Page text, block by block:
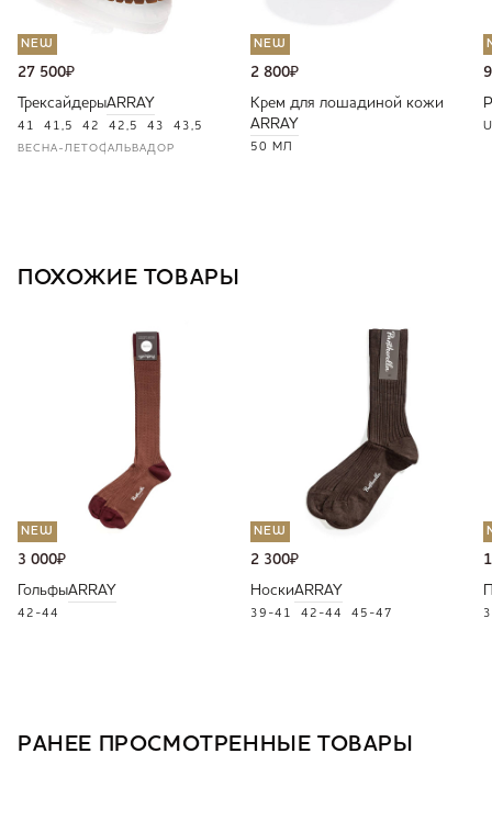
NEW
27 500₽
ТрексайдерыARRAY
41 41,5 42 42,5 43 43,5
ВЕСНА-ЛЕТОСАЛЬВАДОР
NEW
2 800₽
Крем для лошадиной кожи
ARRAY
50 МЛ
ПОХОЖИЕ ТОВАРЫ
NEW
3 000₽
ГольфыARRAY
42-44
NEW
2 300₽
НоскиARRAY
39-41 42-44 45-47
РАНЕЕ ПРОСМОТРЕННЫЕ ТОВАРЫ